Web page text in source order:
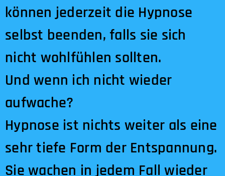
können jederzeit die Hypnose
selbst beenden, falls sie sich
nicht wohlfühlen sollten.
Und wenn ich nicht wieder
aufwache?
Hypnose ist nichts weiter als eine
sehr tiefe Form der Entspannung.
Sie wachen in jedem Fall wieder